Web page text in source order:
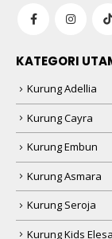
KATEGORI
Kurung Adellia
Kurung Cayra
Kurung Embun
Kurung Asmara
Kurung Seroja
Kurung Kids Elesa